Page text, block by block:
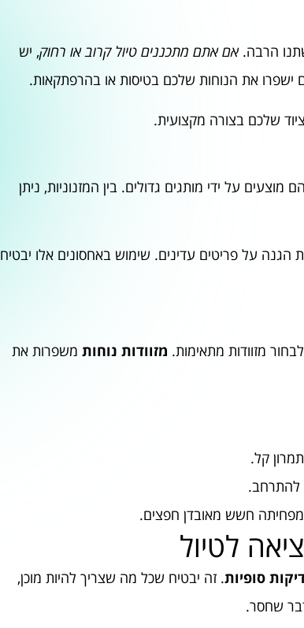
הרבה.אם אתם מתכננים טיול קרוב או רחוק, יש
את הנוחות שלכם בטיסות או בהרפתקאות.
שלכם בצורה מקצועית.
על ידי מותגים גדולים. בין המזנוניות, ניתן
הגנה על פריטים עדינים. שימוש באחסונים אלו יבטיח
מזוודות מתאימות. מזוודות נוחותמשפרות את
קל.
להתרחב.
חשש מאובדן חפצים.
לטיול
סופיות. זה יבטיח שכל מה שצריך להיות מוכן,
שחסר.